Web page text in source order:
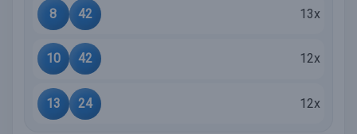
8 42 13x
10 42 12x
13 24 12x